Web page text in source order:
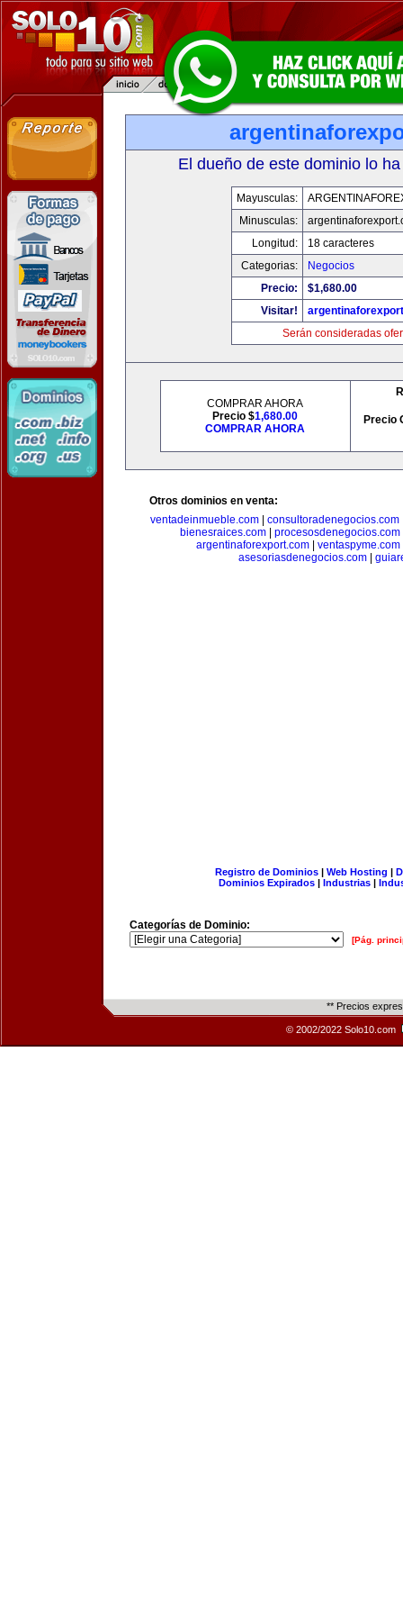
El dueño de este dominio lo
Mayusculas:
Minusculas:
Longitud:
18 caracteres
Categorias:
Negocios
Precio:
$1,680.00
Visitar!
Serán consideradas
COMPRAR AHORA
Precio $1,680.00
COMPRAR AHORA
Precio
Otros dominios en venta:
ventadeinmueble.com| consultoradenegocios.com
bienesraices.com
procesosdenegocios.com
argentinaforexport.com| ventaspyme.com
asesoriasdenegocios.com|
Registro de Dominios| Web Hosting |
Dominios Expirados | Industrias |
Categorías de Dominio:
[Pág.
** Precios
© 2002/2022 Solo10.com